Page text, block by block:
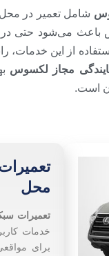
شامل تعمیر در
می‌شود حتی در
از این
مجاز لکسوس
است.
محل
تعمیرات
خدمات
برای